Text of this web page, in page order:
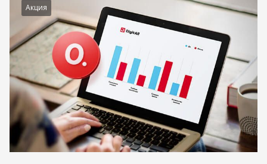
Акция